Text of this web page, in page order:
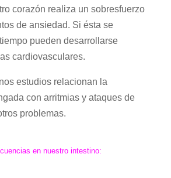
corazón realiza un sobresfuerzo
de ansiedad. Si ésta se
pueden desarrollarse
cardiovasculares.
estudios relacionan la
con arritmias y ataques de
problemas.
en nuestro intestino: